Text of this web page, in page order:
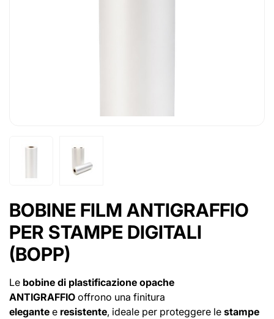
BOBINE FILM ANTIGRAFFIO
PER STAMPE DIGITALI
(BOPP)
Le bobine di plastificazione opache
ANTIGRAFFIO offrono una finitura
elegante e resistente, ideale per proteggere le stampe